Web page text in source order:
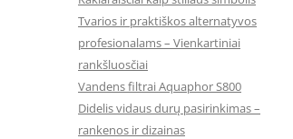
Tvarios ir praktiškos alternatyvos
profesionalams – Vienkartiniai
rankšluosčiai
Vandens filtrai Aquaphor S800
Didelis vidaus durų pasirinkimas –
rankenos ir dizainas